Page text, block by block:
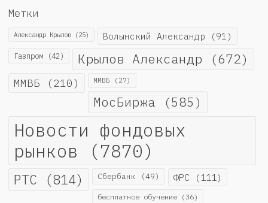
Метки
Александр Крылов (25) Волынский Александр (91)
Газпром (42) Крылов Александр (672)
ММВБ (210) ММВБ (27)
МосБиржа (585)
Новости фондовых
рынков (7870)
РТС (814) Сбербанк (49) ФРС (111)
бесплатное обучение (36)